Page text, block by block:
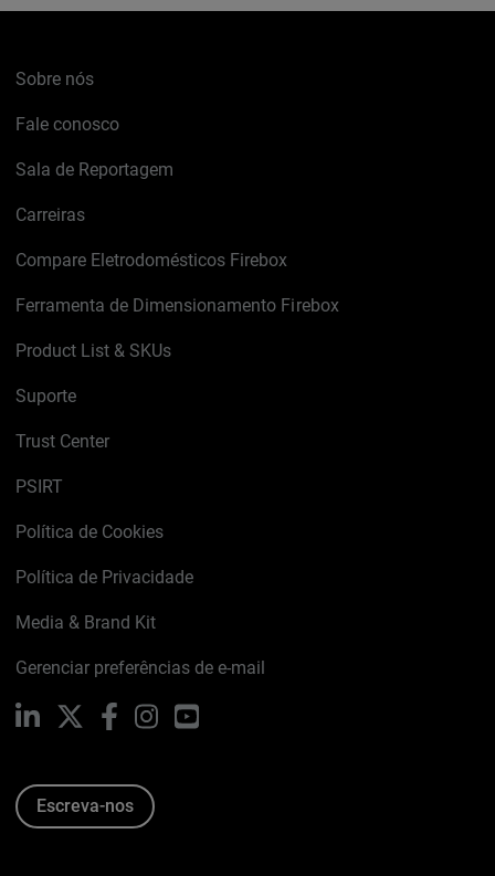
Sobre nós
Fale conosco
Sala de Reportagem
Carreiras
Compare Eletrodomésticos Firebox
Ferramenta de Dimensionamento Firebox
Product List & SKUs
Suporte
Trust Center
PSIRT
Política de Cookies
Política de Privacidade
Media & Brand Kit
Gerenciar preferências de e-mail
LinkedIn FacebookInstagramYouTube
Escreva-nos